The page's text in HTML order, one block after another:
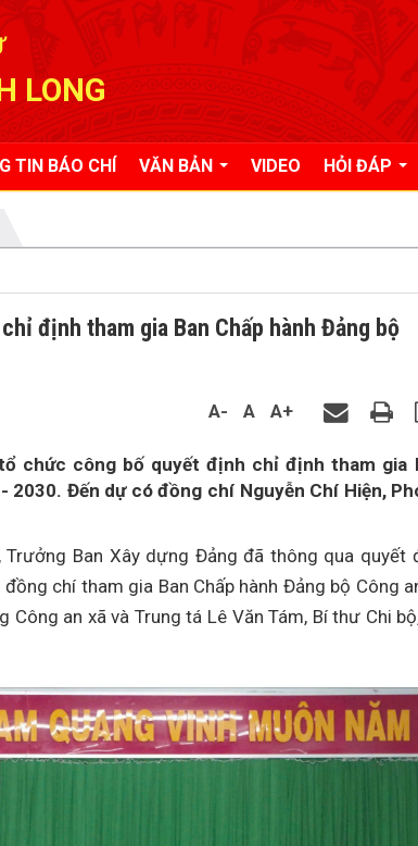
LONG
TIN BÁO CHÍ VĂN BẢN VIDEO HỎI ĐÁP
định tham gia Ban Chấp hành Đảng bộ
A- A A+
chức công bố quyết định chỉ định tham gia
2030. Đến dự có đồng chí Nguyễn Chí Hiện,
Ban Xây dựng Đảng đã thông qua quyết
chí tham gia Ban Chấp hành Đảng bộ Công
an xã và Trung tá Lê Văn Tám, Bí thư Chi